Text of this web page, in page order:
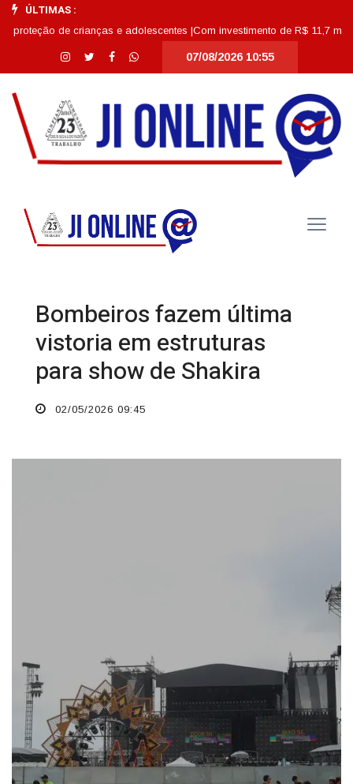
ÚLTIMAS :
de crianças e adolescentes |Com investimento de R$ 11,7 milhões,
07/08/2026 10:55
Bombeiros fazem última
vistoria em estruturas
para show de Shakira
02/05/2026 09:45